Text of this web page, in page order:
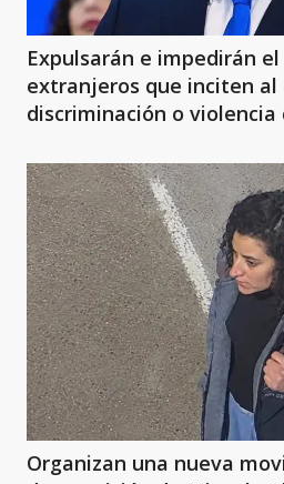
Expulsarán e impedirán
extranjeros que inciten al
discriminación o
Organizan una nueva